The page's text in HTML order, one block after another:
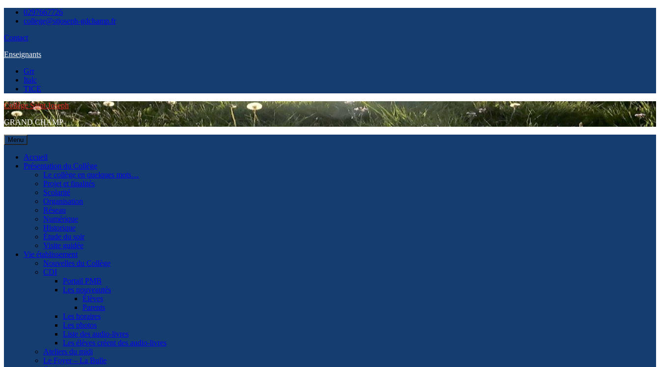
Skip
0297667726
college@stjoseph-gdchamp.fr
Contact
Enseignants
Grr
Italc
TICE
Collège Saint Joseph
GRAND CHAMP
Menu
Accueil
Présentation du Collège
Le collège en quelques mots…
Projet et finalités
Scolarité
Organisation
Réseau
Numérique
Historique
Étude du soir
Visite guidée
Vie établissement
Nouvelles du Collège
CDI
Portail PMB
Les nouveautés
Élèves
Parents
Les horaires
Les photos
Liste des audio-livres
Les élèves créent des audio-livres
Ateliers du midi
Le Foyer – La Bulle